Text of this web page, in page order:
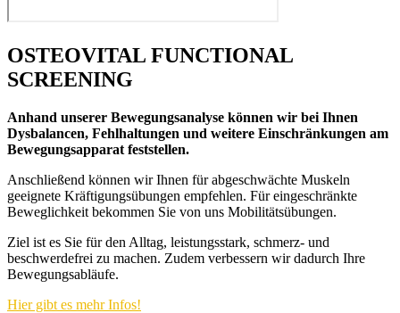
OSTEOVITAL FUNCTIONAL
SCREENING
Anhand unserer Bewegungsanalyse können wir bei Ihnen
Dysbalancen, Fehlhaltungen und weitere Einschränkungen am
Bewegungsapparat feststellen.
Anschließend können wir Ihnen für abgeschwächte Muskeln
geeignete Kräftigungsübungen empfehlen. Für eingeschränkte
Beweglichkeit bekommen Sie von uns Mobilitätsübungen.
Ziel ist es Sie für den Alltag, leistungsstark, schmerz- und
beschwerdefrei zu machen. Zudem verbessern wir dadurch Ihre
Bewegungsabläufe.
Hier gibt es mehr Infos!